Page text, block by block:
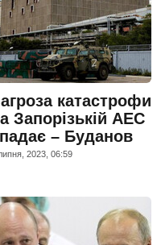
катастрофи
Запорізькій АЕС
– Буданов
2023, 06:59